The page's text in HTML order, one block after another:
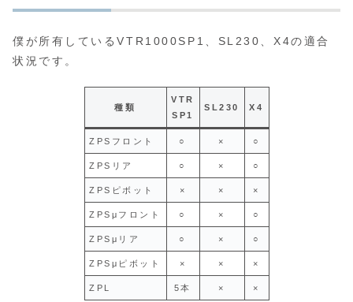
僕が所有しているVTR1000SP1、SL230、X4の適合
状況です。
種類
VTR
SP1
SL230 X4
ZPSフロント ○ × ○
ZPSリア ○ × ○
ZPSピボット × × ×
ZPSμフロント ○ × ○
ZPSμリア ○ × ○
ZPSμピボット × × ×
ZPL 5本 × ×